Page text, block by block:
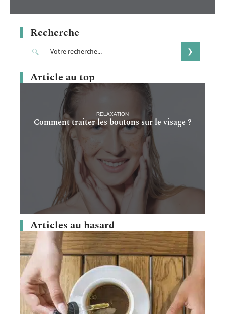
Recherche
Article au top
RELAXATION
Comment traiter les boutons sur le visage ?
Articles au hasard